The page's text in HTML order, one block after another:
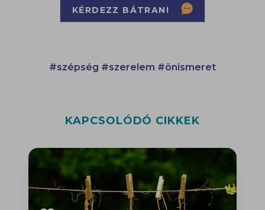
KÉRDEZZ BÁTRAN!
#szépség #szerelem #önismeret
KAPCSOLÓDÓ CIKKEK